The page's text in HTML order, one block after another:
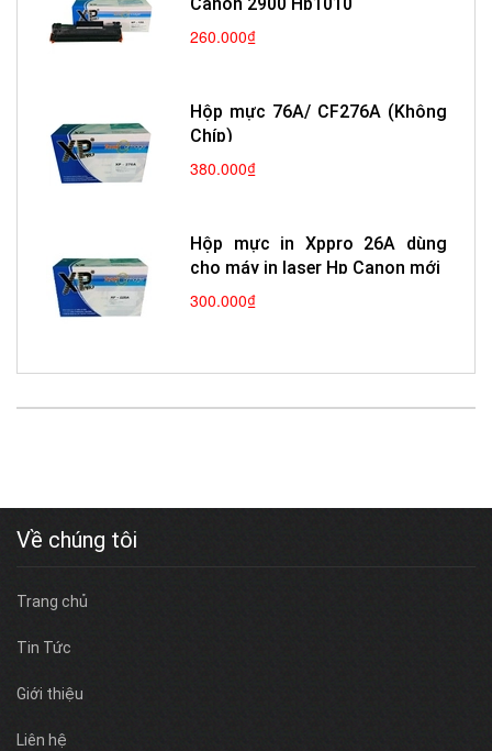
260.000₫
Hộp mực 76A/ CF276A (Không
Chíp)
380.000₫
Hộp mực in Xppro 26A dùng
cho máy in laser Hp Canon mới
300.000₫
Về chúng tôi
Trang chủ
Tin Tức
Giới thiệu
Liên hệ